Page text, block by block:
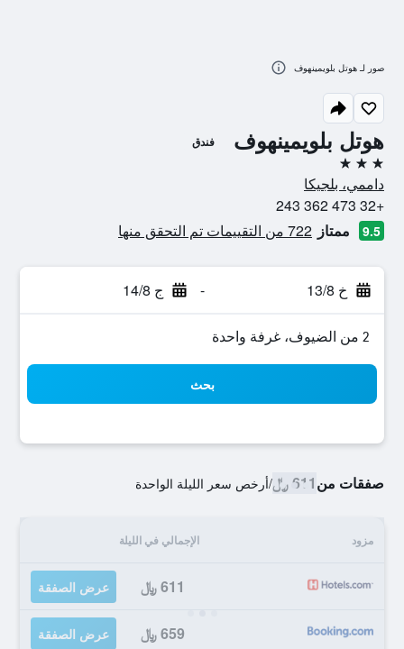
هوتل بلويمينهوف فندق
3 نجوم
داممي، بلجيكا
+32 473 362 243
9.5 ممتاز 722 من التقييمات تم التحقق منها
خ 13/8 - ج 14/8
2 من الضيوف، غرفة واحدة
بحث
صفقات من611 ﷼ /أرخص سعر الليلة الواحدة
مزود الإجمالي في الليلة
611 ﷼ عرض الصفقة
659 ﷼ عرض الصفقة
صور لـ هوتل بلويمينهوف